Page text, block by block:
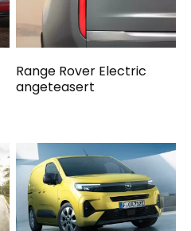
Range Rover Electric
angeteasert